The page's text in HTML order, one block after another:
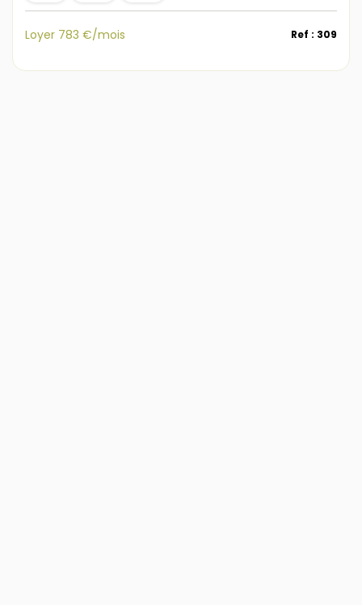
Loyer 783 €/mois Ref : 309